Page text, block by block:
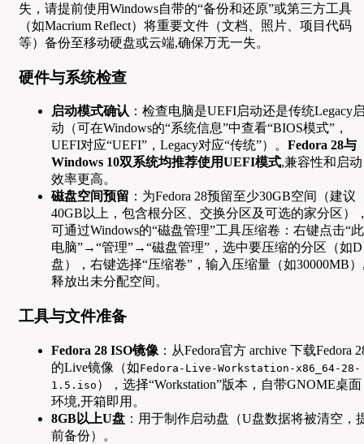
失，请提前使用Windows自带的“备份和还原”或第三方工具
（如Macrium Reflect）将重要文件（文档、照片、项目代码
等）备份至移动硬盘或云端,确保万无一失。
硬件与系统检查
启动模式确认 ：检查电脑是UEFI启动还是传统Legacy
动（可在Windows的“系统信息”中查看“BIOS模式”，
UEFI对应“UEFI”，Legacy对应“传统”）。 Fedora 28与
Windows 10双系统均推荐使用UEFI模式,兼容性和启动
效率更高。
磁盘空间预留 ：为Fedora 28预留至少30GB空间（建议
40GB以上，包含根分区、交换分区及可选的家分区）
可通过Windows的“磁盘管理”工具压缩卷：右键点击“此
电脑”→“管理”→“磁盘管理”，选中要压缩的分区（如D
盘），右键选择“压缩卷”，输入压缩量（如30000MB
释放出未分配空间。
工具与文件准备
Fedora 28 ISO镜像 ：从Fedora官方 archive 下载Fedora
的Live镜像（如Fedora-Live-Workstation-x86_64-28-
1.5.iso ），选择“Workstation”版本，自带GNOME桌面
环境,开箱即用。
8GB以上U盘 ：用于制作启动盘（U盘数据将被清空，
前备份）。